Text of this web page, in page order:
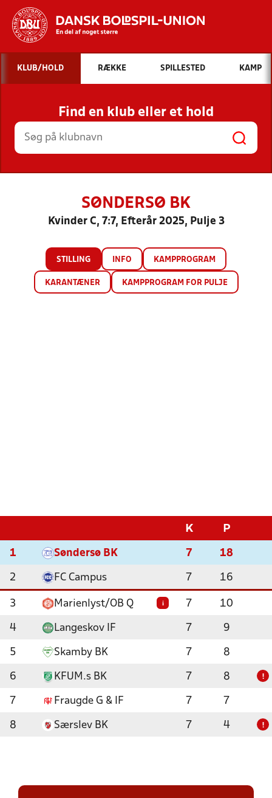
Hvad vil du søge efter?
INDHOLD OG NYHEDER
STILLINGER, RESULTATER, KLUBBER OG
HOLD
KLUB/HOLD RÆKKE SPILLESTED KAMP
Find en klub eller et hold
SØNDERSØ BK
Kvinder C, 7:7, Efterår 2025, Pulje 3
STILLING INFO KAMPPROGRAM
KARANTÆNER KAMPPROGRAM FOR PULJE
K P
1 Søndersø BK 7 18
2 FC Campus 7 16
3 Marienlyst/OB Q i 7 10
4 Langeskov IF 7 9
5 Skamby BK 7 8
6 KFUM.s BK 7 8 !
7 Fraugde G & IF 7 7
8 Særslev BK 7 4 !